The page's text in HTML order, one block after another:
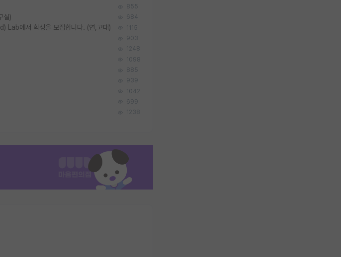
855
실) 684
에서 학생을 모집합니다. (연,고대) 1115
903
1248
1098
885
939
1042
699
1238